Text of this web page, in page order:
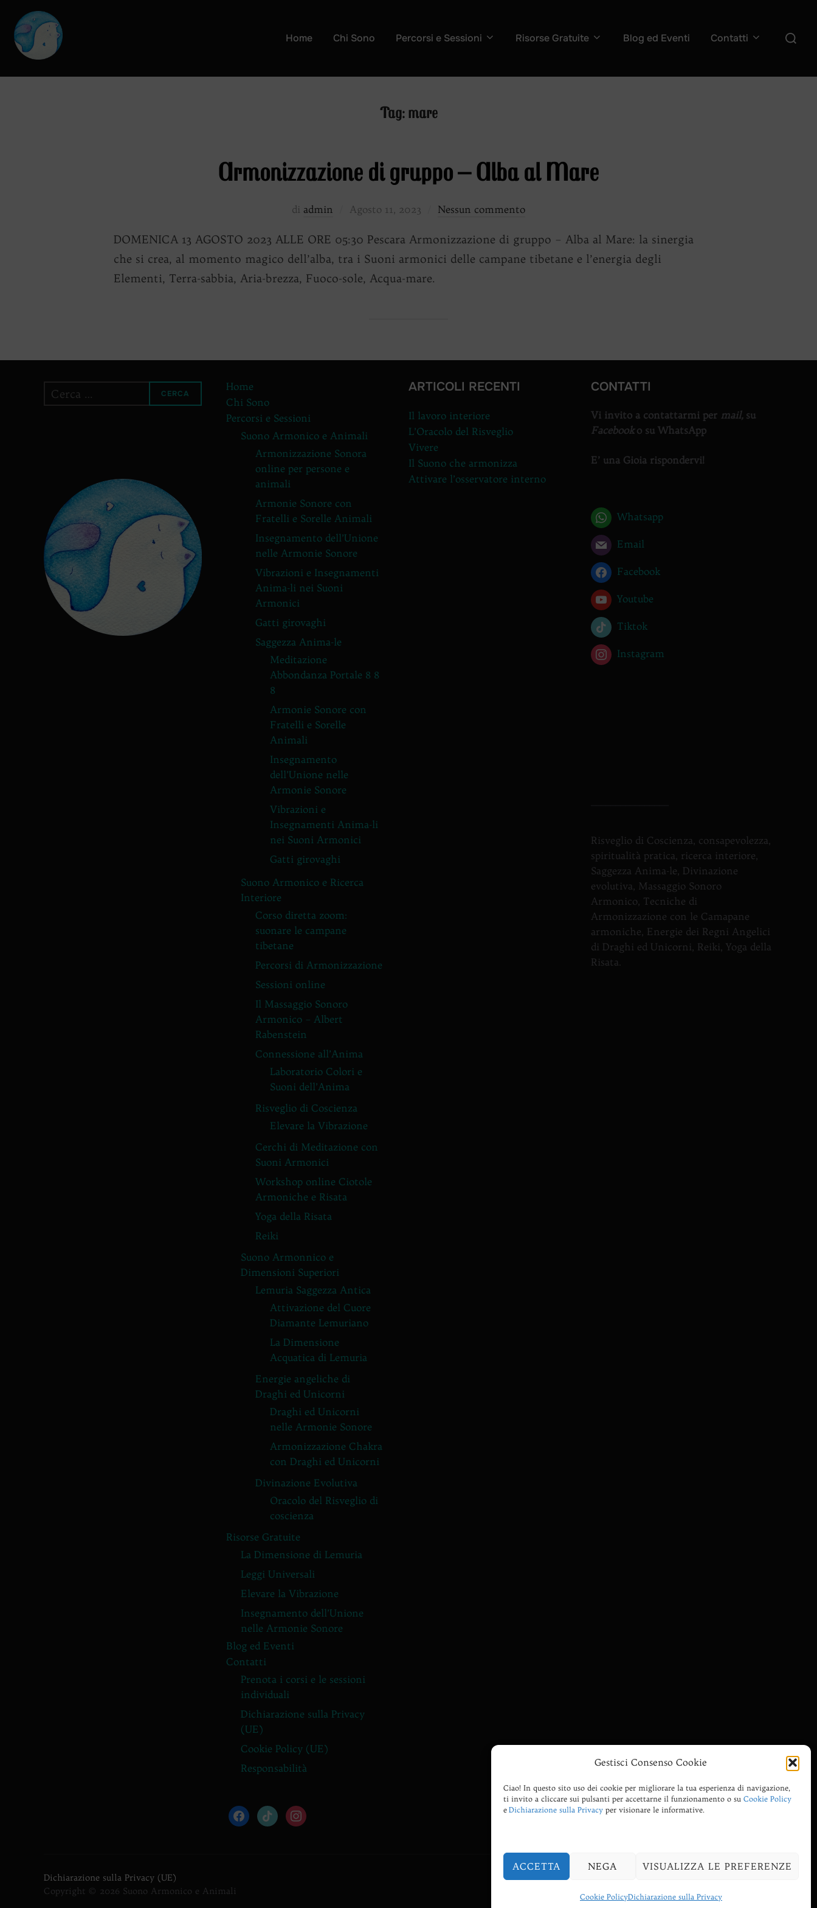
Gestisci Consenso Cookie
Ciao! In questo sito uso dei cookie per migliorare la tua esperienza di navigazione,
ti invito a cliccare sui pulsanti per accettarne il funzionamento o su Cookie Policy
e Dichiarazione sulla Privacy per visionare le informative.
ACCETTA NEGA VISUALIZZA LE PREFERENZE
Cookie PolicyDichiarazione sulla Privacy
contenuto
Home Chi Sono Percorsi e Sessioni Risorse Gratuite Blog ed Eventi Contatti
Cerca
Tag: mare
Armonizzazione di gruppo – Alba al Mare
di admin
Pubblicato
Agosto 11, 2023 Nessun commento
DOMENICA 13 AGOSTO 2023 ALLE ORE 05:30 Pescara Armonizzazione di gruppo – Alba al Mare: la sinergia
che si crea, al momento magico dell’alba, tra i Suoni armonici delle campane tibetane e l’energia degli
Elementi, Terra-sabbia, Aria-brezza, Fuoco-sole, Acqua-mare.
Cerca
CERCA
Home
Chi Sono
Percorsi e Sessioni
Suono Armonico e Animali
Armonizzazione Sonora
online per persone e
animali
Armonie Sonore con
Fratelli e Sorelle Animali
Insegnamento dell’Unione
nelle Armonie Sonore
Vibrazioni e Insegnamenti
Anima-li nei Suoni
Armonici
Gatti girovaghi
Saggezza Anima-le
Meditazione
Abbondanza Portale 8 8
8
Armonie Sonore con
Fratelli e Sorelle
Animali
Insegnamento
dell’Unione nelle
Armonie Sonore
Vibrazioni e
Insegnamenti Anima-li
nei Suoni Armonici
Gatti girovaghi
Suono Armonico e Ricerca
Interiore
Corso diretta zoom:
suonare le campane
tibetane
Percorsi di Armonizzazione
Sessioni online
Il Massaggio Sonoro
Armonico – Albert
Rabenstein
Connessione all’Anima
Laboratorio Colori e
Suoni dell’Anima
Risveglio di Coscienza
Elevare la Vibrazione
Cerchi di Meditazione con
Suoni Armonici
Workshop online Ciotole
Armoniche e Risata
Yoga della Risata
Reiki
Suono Armonnico e
Dimensioni Superiori
Lemuria Saggezza Antica
Attivazione del Cuore
Diamante Lemuriano
La Dimensione
Acquatica di Lemuria
Energie angeliche di
Draghi ed Unicorni
Draghi ed Unicorni
nelle Armonie Sonore
Armonizzazione Chakra
con Draghi ed Unicorni
Divinazione Evolutiva
Oracolo del Risveglio di
coscienza
Risorse Gratuite
La Dimensione di Lemuria
Leggi Universali
Elevare la Vibrazione
Insegnamento dell’Unione
nelle Armonie Sonore
Blog ed Eventi
Contatti
Prenota i corsi e le sessioni
individuali
Dichiarazione sulla Privacy
(UE)
Cookie Policy (UE)
Responsabilità
facebooktiktok instagram
ARTICOLI RECENTI
Il lavoro interiore
L’Oracolo del Risveglio
Vivere
Il Suono che armonizza
Attivare l’osservatore interno
CONTATTI
Vi invito a contattarmi per mail, su
Facebooko su WhatsApp
E’ una Gioia rispondervi!
Whatsapp
Email
Facebook
Youtube
Tiktok
Instagram
Risveglio di Coscienza, consapevolezza,
spiritualità pratica, ricerca interiore,
Saggezza Anima-le, Divinazione
evolutiva, Massaggio Sonoro
Armonico, Tecniche di
Armonizzazione con le Camapane
armoniche, Energie dei Regni Angelici
di Draghi ed Unicorni, Reiki, Yoga della
Risata.
Dichiarazione sulla Privacy (UE)
Copyright © 2026 Suono Armonico e Animali
Inspiro Theme